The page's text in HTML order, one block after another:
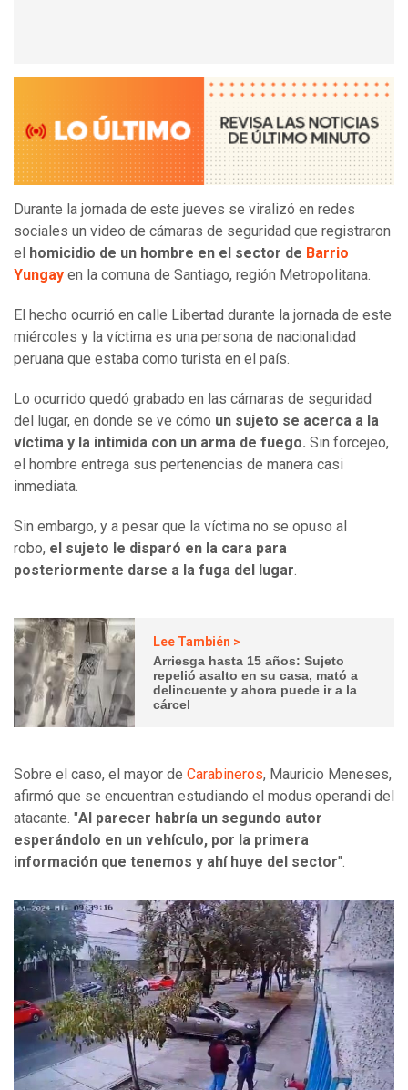
Durante la jornada de este jueves se viralizó en redes
sociales un video de cámaras de seguridad que registraron
el homicidio de un hombre en el sector de Barrio
Yungay en la comuna de Santiago, región Metropolitana.
El hecho ocurrió en calle Libertad durante la jornada de este
miércoles y la víctima es una persona de nacionalidad
peruana que estaba como turista en el país.
Lo ocurrido quedó grabado en las cámaras de seguridad
del lugar, en donde se ve cómo un sujeto se acerca a la
víctima y la intimida con un arma de fuego. Sin forcejeo,
el hombre entrega sus pertenencias de manera casi
inmediata.
Sin embargo, y a pesar que la víctima no se opuso al
robo, el sujeto le disparó en la cara para
posteriormente darse a la fuga del lugar.
Lee También >
Arriesga hasta 15 años: Sujeto
repelió asalto en su casa, mató a
delincuente y ahora puede ir a la
cárcel
Sobre el caso, el mayor de Carabineros, Mauricio Meneses,
afirmó que se encuentran estudiando el modus operandi del
atacante. "Al parecer habría un segundo autor
esperándolo en un vehículo, por la primera
información que tenemos y ahí huye del sector".